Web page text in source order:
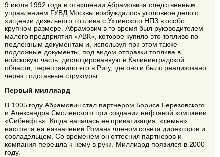
9 июля 1992 года в отношении Абрамовича следственным
управлением ГУВД Москвы возбуждалось уголовное дело о
хищении дизельного топлива с Ухтинского НПЗ в особо
крупном размере. Абрамович в то время был руководителем
малого предприятия «АВК», которое купило это топливо по
подложным документам и, используя при этом также
подложные документы, под видом отправки топлива в
войсковую часть, дислоцированную в Калининградской
области, переправило его в Ригу, где оно и было реализовано
через подставные структуры.
Первый миллиард
В 1995 году Абрамович стал партнером Бориса Березовского
и Александра Смоленского при создании нефтяной компании
«Сибнефть». Когда началась ее приватизация, «семья»
настояла на назначении Романа членом совета директоров и
совладельцем. Со временем он оттеснил партнеров и
компания перешла к нему в руки. Миллиард появился в 2000
году.